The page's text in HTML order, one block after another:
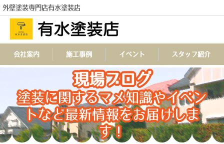
外壁塗装専門店有水塗装店
TEL
会社案内 施工事例 イベント スタッフ紹介
現場ブログ
塗装に関するマメ知識やイベン
トなど最新情報をお届けしま
す！